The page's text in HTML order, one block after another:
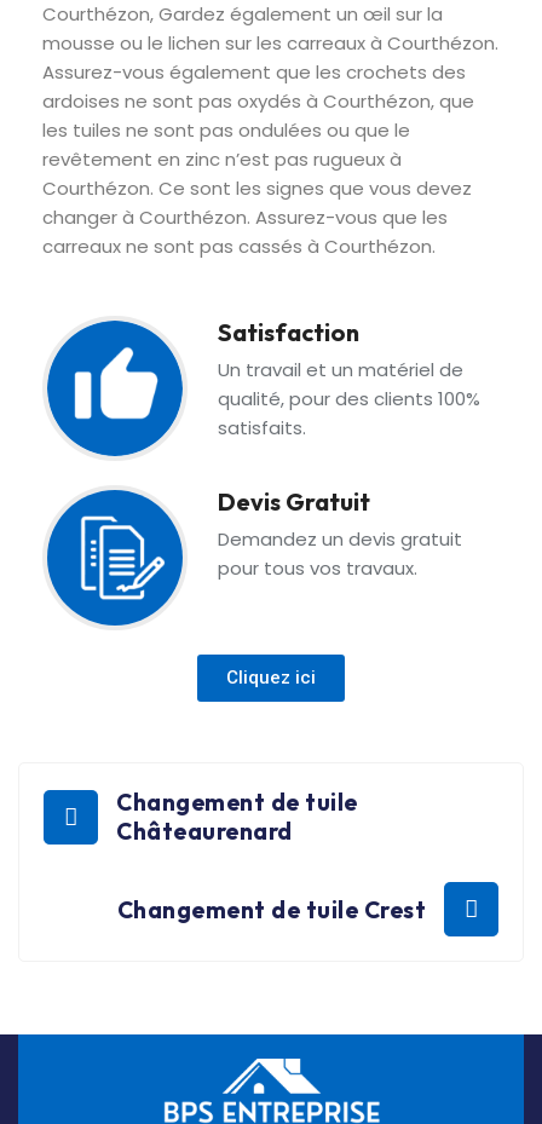
Courthézon, Gardez également un œil sur la
mousse ou le lichen sur les carreaux à Courthézon.
Assurez-vous également que les crochets des
ardoises ne sont pas oxydés à Courthézon, que
les tuiles ne sont pas ondulées ou que le
revêtement en zinc n’est pas rugueux à
Courthézon. Ce sont les signes que vous devez
changer à Courthézon. Assurez-vous que les
carreaux ne sont pas cassés à Courthézon.
Satisfaction
Un travail et un matériel de
qualité, pour des clients 100%
satisfaits.
Devis Gratuit
Demandez un devis gratuit
pour tous vos travaux.
Cliquez ici
Changement de tuile
Châteaurenard
Changement de tuile Crest